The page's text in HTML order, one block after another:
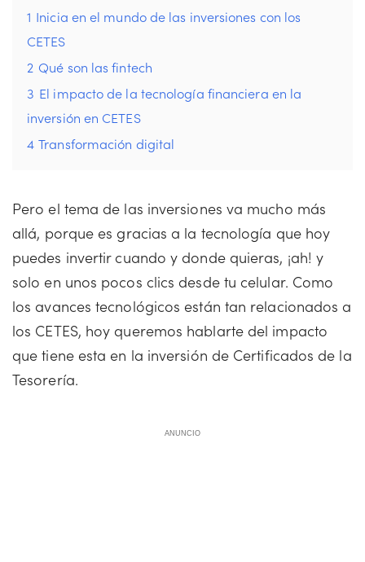
1 Inicia en el mundo de las inversiones con los
CETES
2 Qué son las fintech
3 El impacto de la tecnología financiera en la
inversión en CETES
4 Transformación digital
Pero el tema de las inversiones va mucho más
allá, porque es gracias a la tecnología que hoy
puedes invertir cuando y donde quieras, ¡ah! y
solo en unos pocos clics desde tu celular. Como
los avances tecnológicos están tan relacionados a
los CETES, hoy queremos hablarte del impacto
que tiene esta en la inversión de Certificados de la
Tesorería.
ANUNCIO